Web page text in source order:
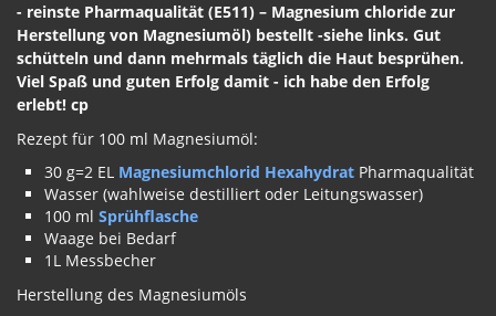
- reinste Pharmaqualität (E511) – Magnesium chloride zur
Herstellung von Magnesiumöl) bestellt -siehe links. Gut
schütteln und dann mehrmals täglich die Haut besprühen.
Viel Spaß und guten Erfolg damit - ich habe den Erfolg
erlebt! cp
Rezept für 100 ml Magnesiumöl:
30 g=2 EL Magnesiumchlorid Hexahydrat Pharmaqualität
Wasser (wahlweise destilliert oder Leitungswasser)
100 ml Sprühflasche
Waage bei Bedarf
1L Messbecher
Herstellung des Magnesiumöls